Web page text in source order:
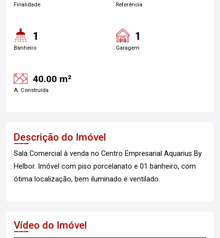
Finalidade Referência
1
Banheiro
1
Garagem
40.00 m²
A. Construída
Descrição do Imóvel
Sala Comercial à venda no Centro Empresarial Aquarius By
Helbor. Imóvel com piso porcelanato e 01 banheiro, com
ótima localização, bem iluminado e ventilado.
Vídeo do Imóvel